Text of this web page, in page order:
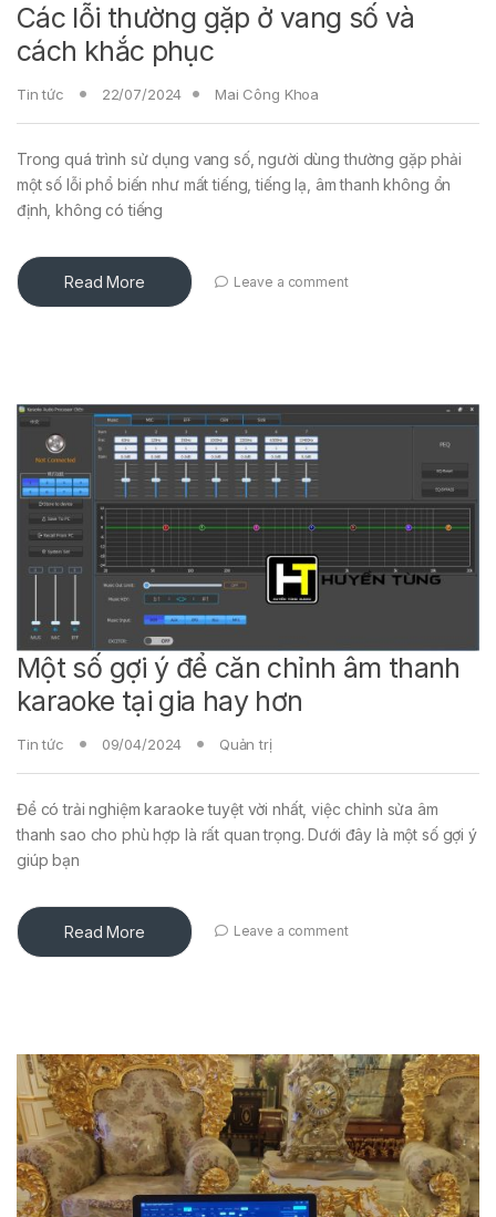
Các lỗi thường gặp ở vang số và
cách khắc phục
Tin tức 22/07/2024 Mai Công Khoa
Trong quá trình sử dụng vang số, người dùng thường gặp phải
một số lỗi phổ biến như mất tiếng, tiếng lạ, âm thanh không ổn
định, không có tiếng
Read More Leave a comment
Một số gợi ý để căn chỉnh âm thanh
karaoke tại gia hay hơn
Tin tức 09/04/2024 Quản trị
Để có trải nghiệm karaoke tuyệt vời nhất, việc chỉnh sửa âm
thanh sao cho phù hợp là rất quan trọng. Dưới đây là một số gợi ý
giúp bạn
Read More Leave a comment